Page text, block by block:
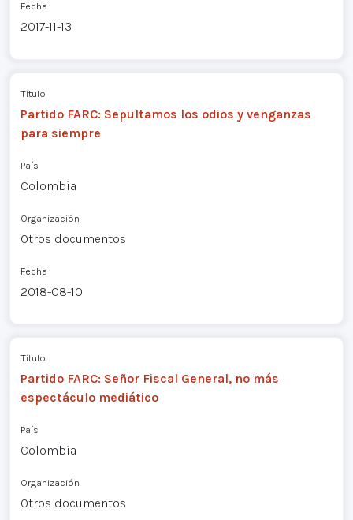
Fecha
2017-11-13
Título
Partido FARC: Sepultamos los odios y venganzas
para siempre
País
Colombia
Organización
Otros documentos
Fecha
2018-08-10
Título
Partido FARC: Señor Fiscal General, no más
espectáculo mediático
País
Colombia
Organización
Otros documentos